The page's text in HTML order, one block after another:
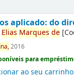
aplicado: do
Elias Marques de
2016
para
ao seu carrinho